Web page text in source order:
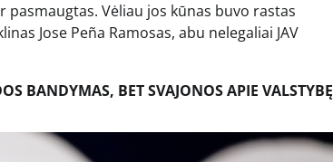
Vėliau jos kūnas buvo rastas
Jose Peña Ramosas, abu nelegaliai JAV
BANDYMAS, BET SVAJONOS APIE VALSTYBĘ